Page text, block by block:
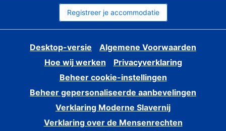
Registreer je accommodatie
Desktop-versie
Algemene Voorwaarden
Hoe wij werken
Privacyverklaring
Beheer cookie-instellingen
Beheer gepersonaliseerde aanbevelingen
Verklaring Moderne Slavernij
Verklaring over de Mensenrechten